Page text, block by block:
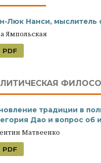
Люк Нанси, мыслитель
Ямпольская
PDF
традиции в
Дао и вопрос об
Матвеенко
PDF